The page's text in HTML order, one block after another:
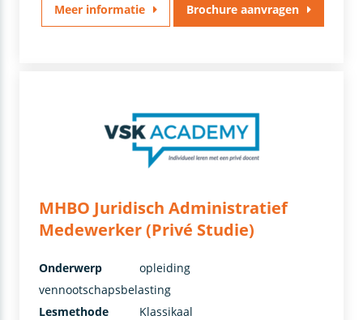
Meer informatie Brochure aanvragen
MHBO Juridisch Administratief
Medewerker (Privé Studie)
Onderwerp
opleiding
vennootschapsbelasting
Lesmethode
Klassikaal